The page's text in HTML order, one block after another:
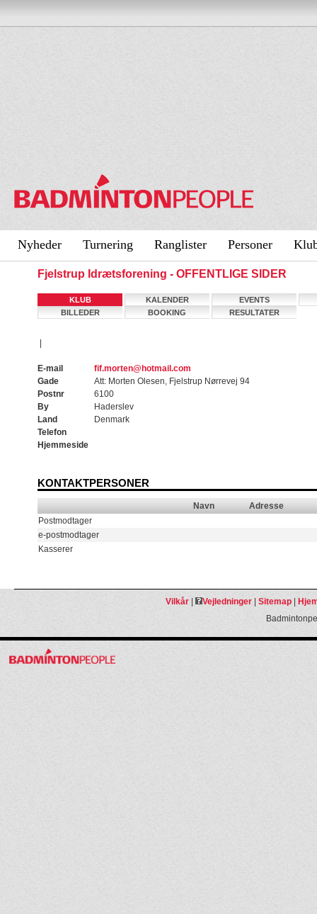
Nyheder Turnering Ranglister Personer
Fjelstrup Idrætsforening - OFFENTLIGE SIDER
KLUB KALENDER
EVENTS
BILLEDER
BOOKING RESULTATER
E-mail
fif.morten@hotmail.com
Gade
Att: Morten Olesen, Fjelstrup Nørrevej 94
Postnr
6100
By
Haderslev
Land
Denmark
Telefon
Hjemmeside
KONTAKTPERSONER
Navn
Adresse
Postmodtager
e-postmodtager
Kasserer
Vilkår| Vejledninger| Sitemap|